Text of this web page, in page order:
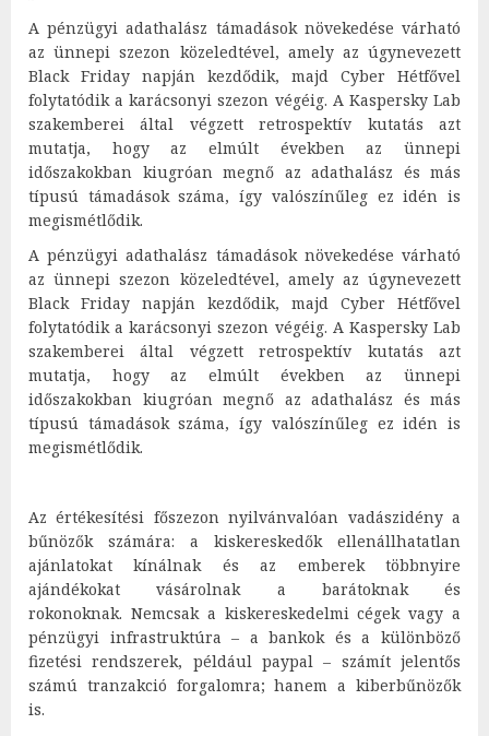
A pénzügyi adathalász támadások növekedése várható
az ünnepi szezon közeledtével, amely az úgynevezett
Black Friday napján kezdődik, majd Cyber Hétfővel
folytatódik a karácsonyi szezon végéig. A Kaspersky Lab
szakemberei által végzett retrospektív kutatás azt
mutatja, hogy az elmúlt években az ünnepi
időszakokban kiugróan megnő az adathalász és más
típusú támadások száma, így valószínűleg ez idén is
megismétlődik.
A pénzügyi adathalász támadások növekedése várható
az ünnepi szezon közeledtével, amely az úgynevezett
Black Friday napján kezdődik, majd Cyber Hétfővel
folytatódik a karácsonyi szezon végéig. A Kaspersky Lab
szakemberei által végzett retrospektív kutatás azt
mutatja, hogy az elmúlt években az ünnepi
időszakokban kiugróan megnő az adathalász és más
típusú támadások száma, így valószínűleg ez idén is
megismétlődik.
Az értékesítési főszezon nyilvánvalóan vadászidény a
bűnözők számára: a kiskereskedők ellenállhatatlan
ajánlatokat kínálnak és az emberek többnyire
ajándékokat vásárolnak a barátoknak és
rokonoknak. Nemcsak a kiskereskedelmi cégek vagy a
pénzügyi infrastruktúra – a bankok és a különböző
fizetési rendszerek, például paypal – számít jelentős
számú tranzakció forgalomra; hanem a kiberbűnözők
is.